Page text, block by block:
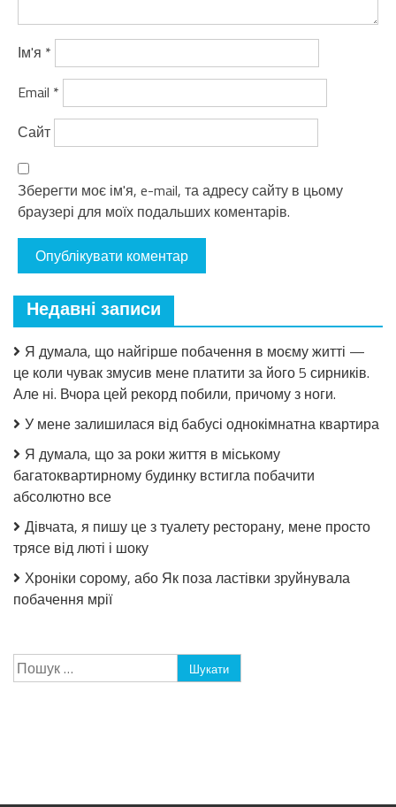
Ім'я *
Email *
Сайт
Зберегти моє ім'я, e-mail, та адресу сайту в цьому
браузері для моїх подальших коментарів.
Недавні записи
Я думала, що найгірше побачення в моєму житті —
це коли чувак змусив мене платити за його 5 сирників.
Але ні. Вчора цей рекорд побили, причому з ноги.
У мене залишилася від бабусі однокімнатна квартира
Я думала, що за роки життя в міському
багатоквартирному будинку встигла побачити
абсолютно все
Дівчата, я пишу це з туалету ресторану, мене просто
трясе від люті і шоку
Хроніки сорому, або Як поза ластівки зруйнувала
побачення мрії
Пошук: